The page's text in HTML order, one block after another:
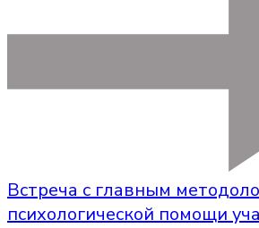
Встреча с главным
психологической помощи